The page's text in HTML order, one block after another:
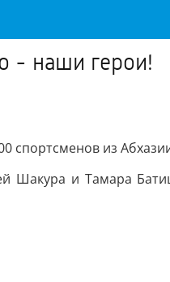
- наши герои!
спортсменов из
Шакура и Тамара